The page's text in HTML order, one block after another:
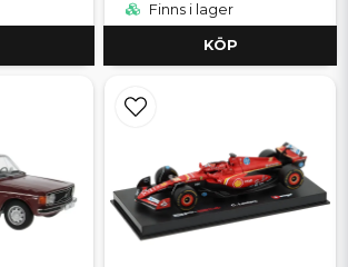
Finns i lager
KÖP